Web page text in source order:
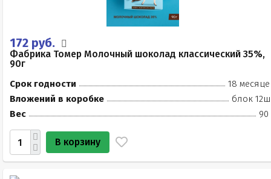
172 руб.
Фабрика Томер Молочный шоколад классический 35%,
90г
Срок годности
18
Вложений в коробке
блок
Вес
90
В корзину